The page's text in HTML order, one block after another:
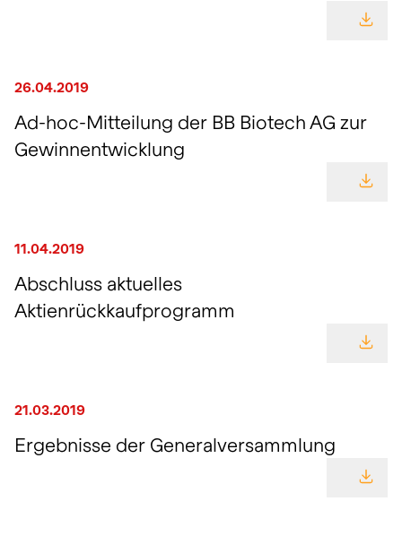
26.04.2019
Ad-hoc-Mitteilung der BB Biotech AG zur
Gewinnentwicklung
11.04.2019
Abschluss aktuelles
Aktienrückkaufprogramm
21.03.2019
Ergebnisse der Generalversammlung